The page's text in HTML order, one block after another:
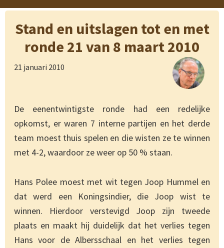
Stand en uitslagen tot en met
ronde 21 van 8 maart 2010
21 januari 2010
De eenentwintigste ronde had een redelijke
opkomst, er waren 7 interne partijen en het derde
team moest thuis spelen en die wisten ze te winnen
met 4-2, waardoor ze weer op 50 % staan.
Hans Polee moest met wit tegen Joop Hummel en
dat werd een Koningsindier, die Joop wist te
winnen. Hierdoor verstevigd Joop zijn tweede
plaats en maakt hij duidelijk dat het verlies tegen
Hans voor de Albersschaal en het verlies tegen